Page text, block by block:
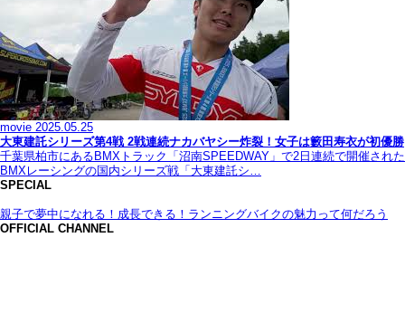
movie 2025.05.25
大東建託シリーズ第4戦 2戦連続ナカバヤシー炸裂！女子は籔田寿衣が初優勝
千葉県柏市にあるBMXトラック「沼南SPEEDWAY」で2日連続で開催された
BMXレーシングの国内シリーズ戦「大東建託シ…
SPECIAL
親子で夢中になれる！成長できる！ランニングバイクの魅力って何だろう
OFFICIAL CHANNEL